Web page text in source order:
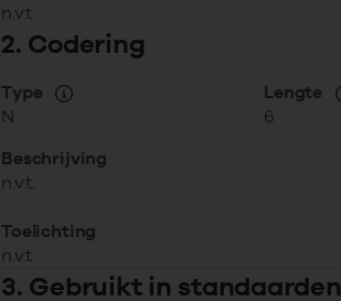
n.v.t.
2. Codering
Type
N
Lengte
6
Beschrijving
n.v.t.
Toelichting
n.v.t.
3. Gebruikt in standaarden